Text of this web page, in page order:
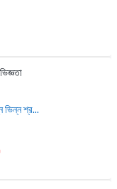
ভিন্ন শ্র...